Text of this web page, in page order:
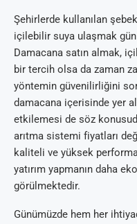
Şehirlerde kullanılan
içilebilir suya ulaşmak
Damacana satın almak,
bir tercih olsa da zaman
yöntemin güvenilirliğini
damacana içerisinde yer
etkilemesi de söz
arıtma sistemi fiyatları
kaliteli ve yüksek
yatırım yapmanın daha
görülmektedir.
Günümüzde hem her